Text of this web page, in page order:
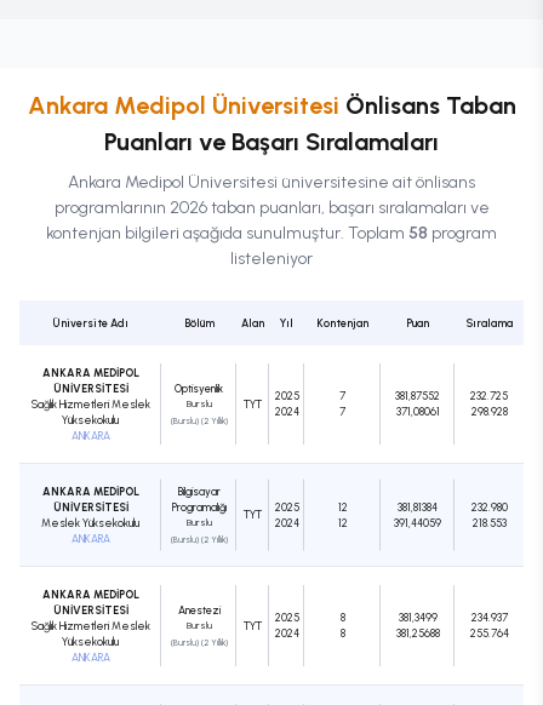
Ankara Medipol Üniversitesi ÖnlisansTaban
Puanları ve Başarı Sıralamaları
Ankara Medipol Üniversitesi üniversitesine aitönlisans
programlarının 2026 taban puanları, başarı sıralamaları ve
kontenjan bilgileri aşağıda sunulmuştur. Toplam 58 program
listeleniyor
Üniversite Adı Bölüm Alan Yıl Kontenjan Puan Sıralama
ANKARA MEDİPOL
ÜNİVERSİTESİ
Sağlık Hizmetleri Meslek
Yüksekokulu
ANKARA
Optisyenlik
Burslu
(Burslu) (2 Yıllık)
TYT
2025
2024
7
7
381,87552
371,08061
232.725
298.928
ANKARA MEDİPOL
ÜNİVERSİTESİ
Meslek Yüksekokulu
ANKARA
Bilgisayar
Programcılığı
Burslu
(Burslu) (2 Yıllık)
TYT
2025
2024
12
12
381,81384
391,44059
232.980
218.553
ANKARA MEDİPOL
ÜNİVERSİTESİ
Sağlık Hizmetleri Meslek
Yüksekokulu
ANKARA
Anestezi
Burslu
(Burslu) (2 Yıllık)
TYT
2025
2024
8
8
381,3499
381,25688
234.937
255.764